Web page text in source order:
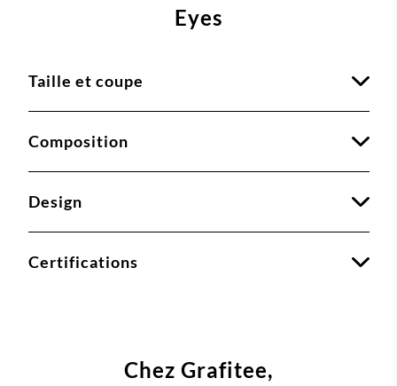
Eyes
Taille et coupe
Composition
Design
Certifications
Chez Grafitee,